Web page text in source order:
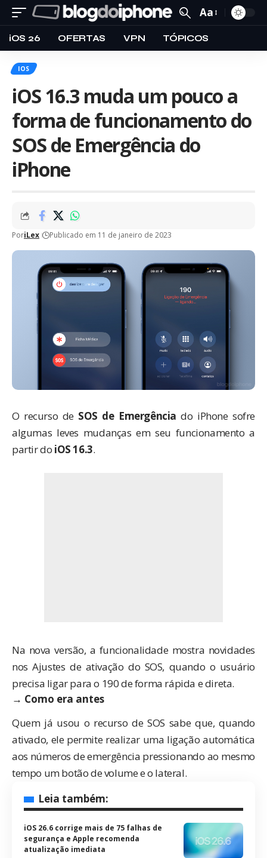
Aa
iOS 26 OFERTAS VPN TÓPICOS
IOS
iOS 16.3 muda um pouco a
forma de funcionamento do
SOS de Emergência do
iPhone
PoriLex Publicado em 11 de janeiro de 2023
O recurso de SOS de Emergência do iPhone sofre
algumas leves mudanças em seu funcionamento a
partir do iOS 16.3.
Na nova versão, a funcionalidade mostra novidades
nos Ajustes de ativação do SOS, quando o usuário
precisa ligar para o 190 de forma rápida e direta.
→ Como era antes
Quem já usou o recurso de SOS sabe que, quando
ativado, ele permite realizar uma ligação automática
aos números de emergência pressionando ao mesmo
tempo um botão de volume e o lateral.
Leia também:
iOS 26.6 corrige mais de 75 falhas de
segurança e Apple recomenda
atualização imediata